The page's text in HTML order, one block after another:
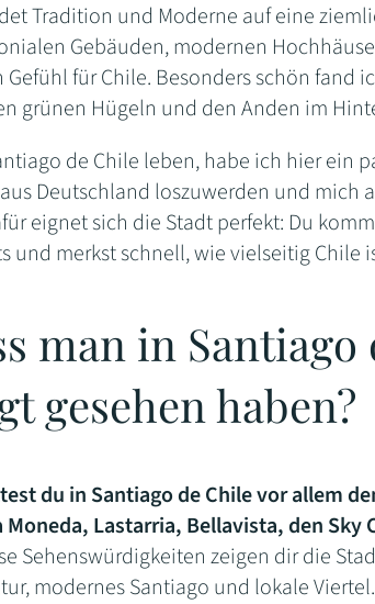
Tradition und Moderne auf eine
Gebäuden, modernen
für Chile. Besonders schön fand
grünen Hügeln und den Anden im
de Chile leben, habe ich hier ein
Deutschland loszuwerden und mich
eignet sich die Stadt perfekt: Du
und merkst schnell, wie vielseitig Chile
man in Santiago
gesehen haben?
du in Santiago de Chile vor allem
Lastarria, Bellavista, den Sky
Sehenswürdigkeiten zeigen dir die
modernes Santiago und lokale Viertel.